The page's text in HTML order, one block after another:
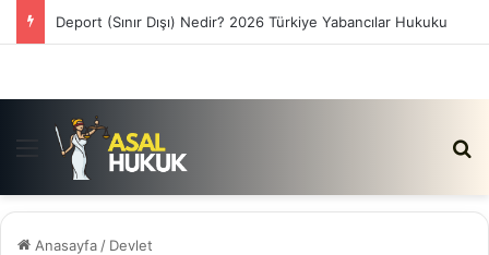
Deport (Sınır Dışı) Nedir? 2026 Türkiye Yabancılar Hukuku
Menü
Anasayfa / Devlet